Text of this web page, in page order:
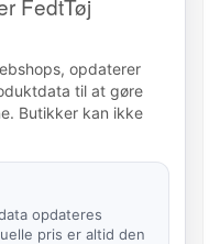
FedtTøj
opdaterer
til at gøre
Butikker kan ikke
opdateres
pris er altid den